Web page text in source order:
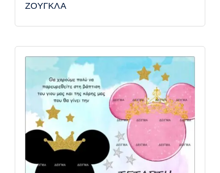
ΖΟΥΓΚΛΑ